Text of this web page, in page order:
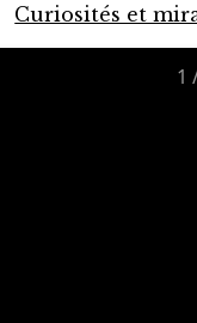
Curiosités et
1